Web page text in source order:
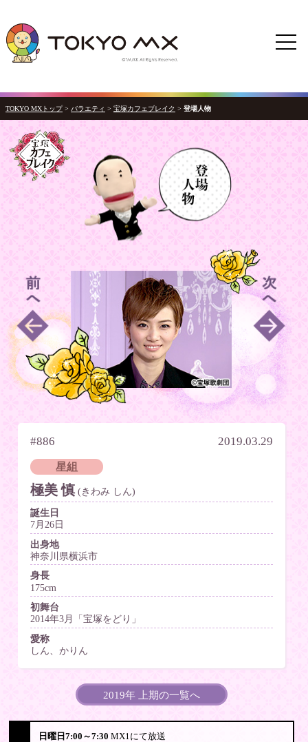
TOKYO MXトップ > バラエティ > 宝塚カフェブレイク > 登場人物
#886 2019.03.29
星組
極美 慎 (きわみ しん)
誕生日
7月26日
出身地
神奈川県横浜市
身長
175cm
初舞台
2014年3月「宝塚をどり」
愛称
しん、かりん
2019年 上期の一覧へ
日曜日7:00～7:30 MX1にて放送